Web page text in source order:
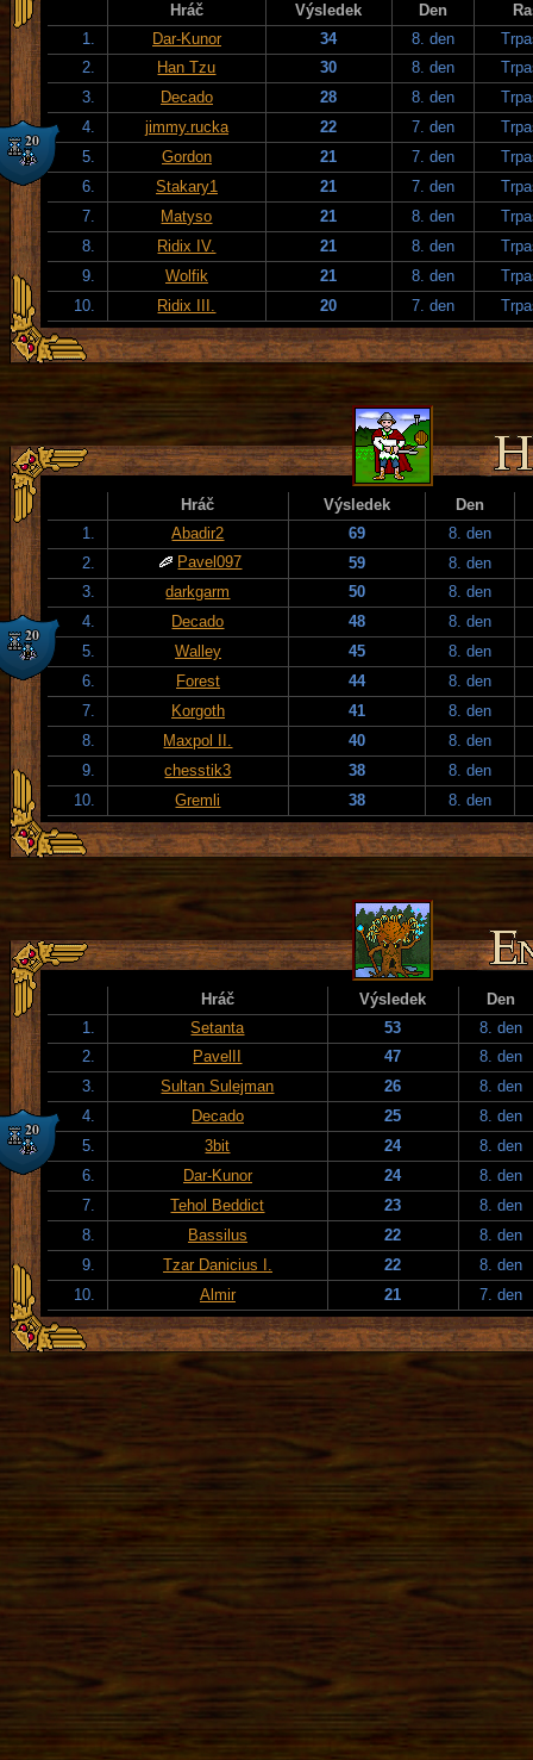
Hráč Výsledek Den
1.
Dar-Kunor 34 8. den
2.
Han Tzu 30 8. den
3.
Decado 28 8. den
4.
jimmy.rucka 22 7. den
5.
Gordon 21 7. den
6.
Stakary1 21 7. den
7.
Matyso 21 8. den
8.
Ridix IV. 21 8. den
9.
Wolfik 21 8. den
10.
Ridix III. 20 7. den
Hráč Výsledek
Den
1.
Abadir2 69
8. den
2.
Pavel097 59
8. den
3.
darkgarm 50
8. den
4.
Decado 48
8. den
5.
Walley 45
8. den
6.
Forest 44
8. den
7.
Korgoth 41
8. den
8.
Maxpol II. 40
8. den
9.
chesstik3 38
8. den
10.
Gremli 38 8. den
Hráč Výsledek
Den
1.
Setanta 53
8. den
2.
PavelII 47
8. den
3.
Sultan Sulejman 26
8. den
4.
Decado 25
8. den
5.
3bit 24
8. den
6.
Dar-Kunor 24
8. den
7.
Tehol Beddict 23
8. den
8.
Bassilus 22
8. den
9.
Tzar Danicius I. 22
8. den
10.
Almir 21 7. den